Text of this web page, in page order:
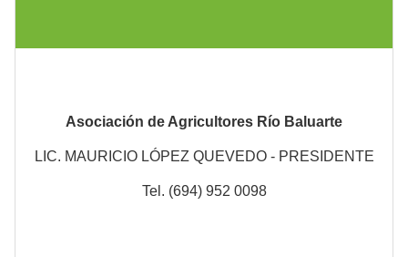
Asociación de Agricultores Río Baluarte
LIC. MAURICIO LÓPEZ QUEVEDO - PRESIDENTE
Tel. (694) 952 0098